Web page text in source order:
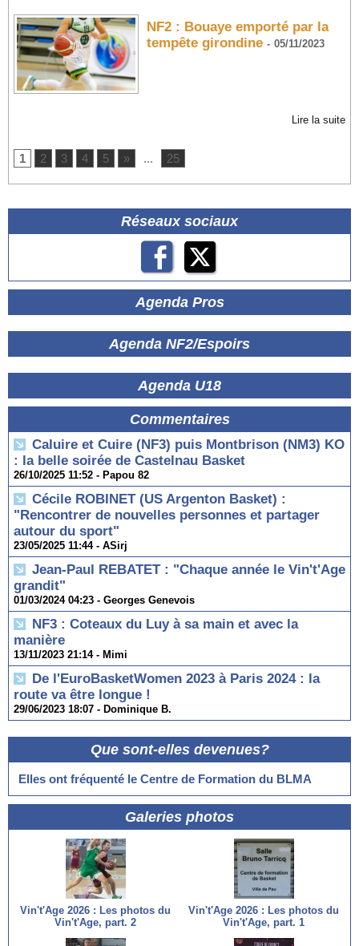
Réseaux sociaux
Agenda Pros
Agenda NF2/Espoirs
Agenda U18
Commentaires
Caluire et Cuire (NF3) puis Montbrison (NM3) KO
: la belle soirée de Castelnau Basket
26/10/2025 11:52 - Papou 82
Cécile ROBINET (US Argenton Basket) :
"Rencontrer de nouvelles personnes et partager
autour du sport"
23/05/2025 11:44 - ASirj
Jean-Paul REBATET : "Chaque année le Vin't'Age
grandit"
01/03/2024 04:23 - Georges Genevois
NF3 : Coteaux du Luy à sa main et avec la
manière
13/11/2023 21:14 - Mimi
De l'EuroBasketWomen 2023 à Paris 2024 : la
route va être longue !
29/06/2023 18:07 - Dominique B.
NF2 : Bouaye emporté par la
tempête girondine - 05/11/2023
Lire la suite
1 2 3 4 5 » ... 25
Que sont-elles devenues?
Elles ont fréquenté le Centre de Formation du BLMA
Galeries photos
Vin't'Age 2026 : Les photos du
Vin't'Age, part. 2
Vin't'Age 2026 : Les photos du
Vin't'Age, part. 1